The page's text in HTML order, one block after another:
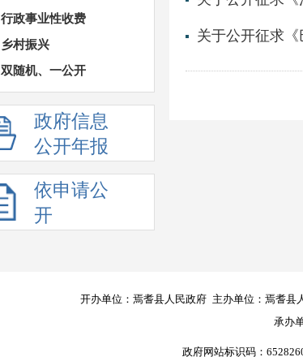
行政事业性收费
乡村振兴
双随机、一公开
政府信息
公开年报
依申请公
开
开办单位：焉耆县人民政府 主办单位：焉耆县
承办
政府网站标识码：